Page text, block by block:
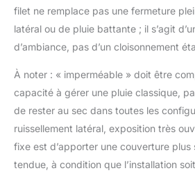
qui est
la pluie et
en
Chez
est notre
absolue.
un
après-
filet ne remplace pas une fermeture
latéral ou de pluie battante ; il s’agit
d’ambiance, pas d’un cloisonnement
À noter : « imperméable » doit être
capacité à gérer une pluie classique,
de rester au sec dans toutes les
ruissellement latéral, exposition très
fixe est d’apporter une couverture plus
tendue, à condition que l’installation